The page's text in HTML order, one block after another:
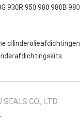
930R 950 980 980B
cilinderolieafdichtingen
CO., LTD.